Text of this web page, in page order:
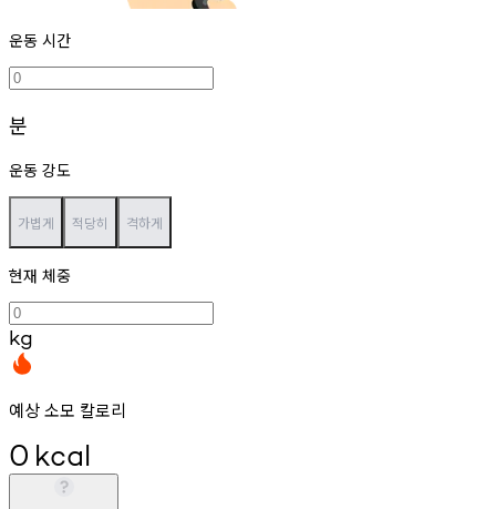
운동 시간
분
운동 강도
가볍게 적당히 격하게
현재 체중
kg
예상 소모 칼로리
0 kcal